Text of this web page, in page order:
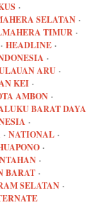
·
SELATAN ·
TIMUR ·
· HEADLINE ·
·
ARU ·
KEI ·
AMBON ·
BARAT DAYA
·
· NATIONAL ·
·
·
BARAT ·
SELATAN ·